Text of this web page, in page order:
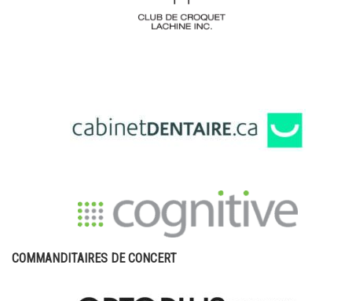
COMMANDITAIRES DE CONCERT